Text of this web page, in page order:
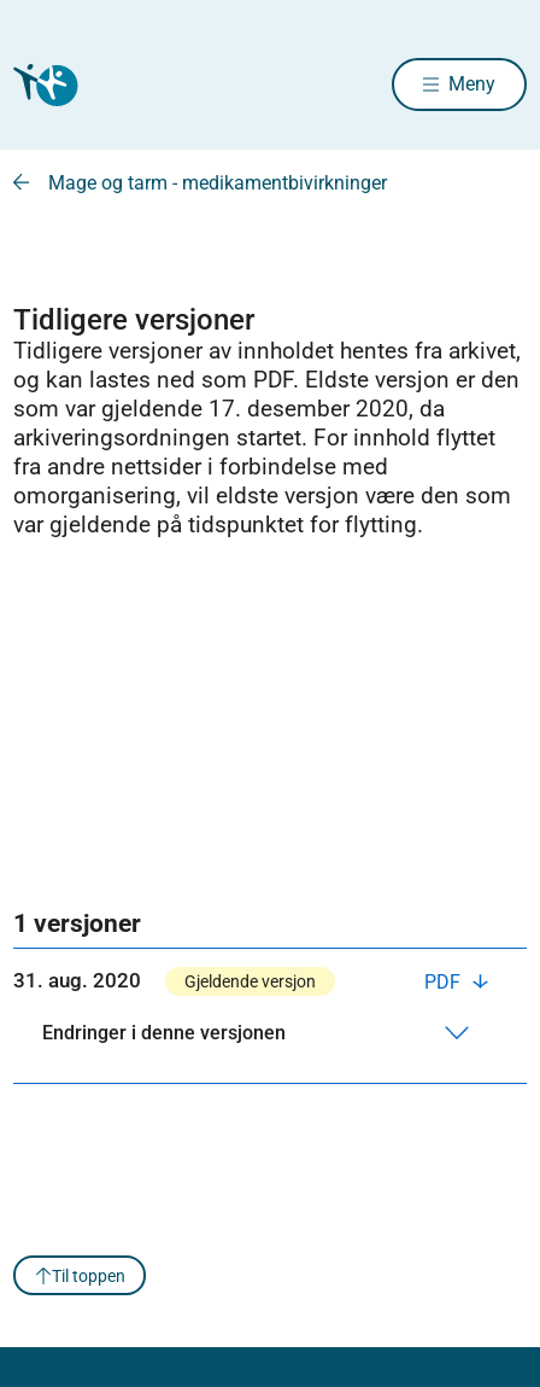
Meny
Mage og tarm - medikamentbivirkninger
Tidligere versjoner
Tidligere versjoner av innholdet hentes fra arkivet,
og kan lastes ned som PDF. Eldste versjon er den
som var gjeldende 17. desember 2020, da
arkiveringsordningen startet. For innhold flyttet
fra andre nettsider i forbindelse med
omorganisering, vil eldste versjon være den som
var gjeldende på tidspunktet for flytting.
1 versjoner
PDF
31. aug. 2020 Gjeldende versjon
Endringer i denne versjonen
Til toppen